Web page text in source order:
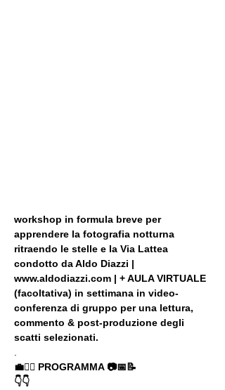
workshop in formula breve per
apprendere la fotografia notturna
ritraendo le stelle e la Via Lattea
condotto da Aldo Diazzi |
www.aldodiazzi.com | + AULA VIRTUALE
(facoltativa) in settimana in video-
conferenza di gruppo per una lettura,
commento & post-produzione degli
scatti selezionati.
💼🚶‍♂️ PROGRAMMA 📷📅📝
👇👇